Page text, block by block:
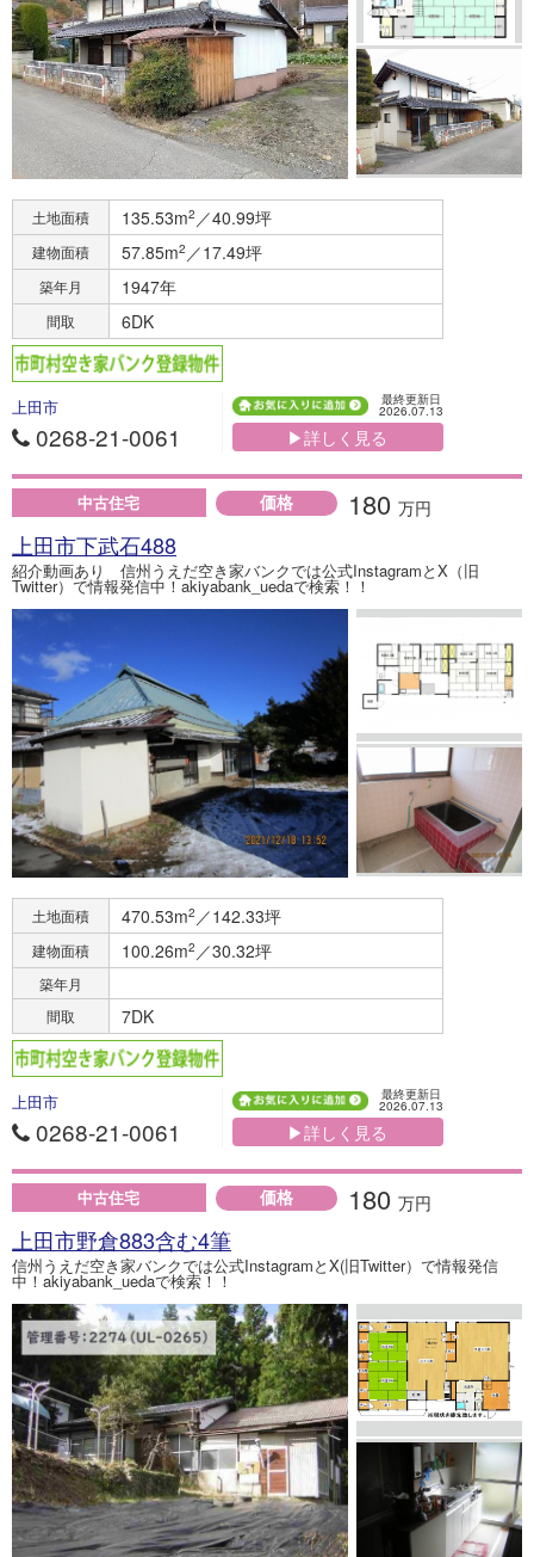
土地面積 135.53m2 ／40.99坪
建物面積 57.85m2 ／17.49坪
築年月 1947年
間取 6DK
上田市
0268-21-0061
最終更新日
2026.07.13
▶詳しく見る
中古住宅 価格 180 万円
上田市下武石488
紹介動画あり 信州うえだ空き家バンクでは公式InstagramとX（旧
Twitter）で情報発信中！akiyabank_uedaで検索！！
土地面積 470.53m2 ／142.33坪
建物面積 100.26m2 ／30.32坪
築年月
間取
7DK
上田市
0268-21-0061
最終更新日
2026.07.13
▶詳しく見る
中古住宅 価格 180 万円
上田市野倉883含む4筆
信州うえだ空き家バンクでは公式InstagramとX(旧Twitter）で情報発信
中！akiyabank_uedaで検索！！